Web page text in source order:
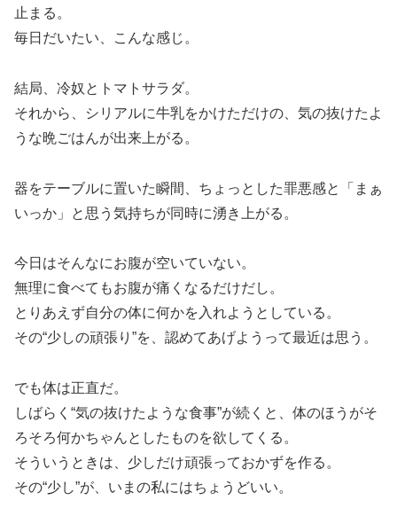
止まる。
毎日だいたい、こんな感じ。
結局、冷奴とトマトサラダ。
それから、シリアルに牛乳をかけただけの、気の抜けたよ
うな晩ごはんが出来上がる。
器をテーブルに置いた瞬間、ちょっとした罪悪感と「まぁ
いっか」と思う気持ちが同時に湧き上がる。
今日はそんなにお腹が空いていない。
無理に食べてもお腹が痛くなるだけだし。
とりあえず自分の体に何かを入れようとしている。
その“少しの頑張り”を、認めてあげようって最近は思う。
でも体は正直だ。
しばらく“気の抜けたような食事”が続くと、体のほうがそ
ろそろ何かちゃんとしたものを欲してくる。
そういうときは、少しだけ頑張っておかずを作る。
その“少し”が、いまの私にはちょうどいい。